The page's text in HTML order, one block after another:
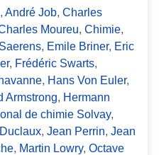
, André Job, Charles
Moureu, Chimie,
, Emile Briner, Eric
, Frédéric Swarts,
, Hans Von Euler,
Armstrong, Hermann
de chimie Solvay,
, Jean Perrin, Jean
, Martin Lowry, Octave